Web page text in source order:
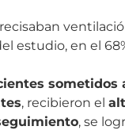
estudio, en el
, recibieron el
, se